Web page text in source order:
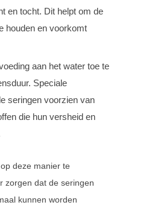
en tocht. Dit helpt om de
houden en voorkomt
aan het water toe te
Speciale
seringen voorzien van
die hun versheid en
deze manier te
zorgen dat de seringen
kunnen worden